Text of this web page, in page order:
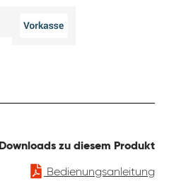
Downloads zu diesem Produkt
Bedienungsanleitung